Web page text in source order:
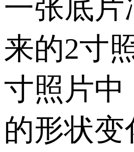
一张底片
来的2寸
寸照片中
的形状变